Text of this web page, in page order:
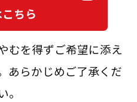
ちら
むを得ずご希望に添え
あらかじめご了承くだ
。